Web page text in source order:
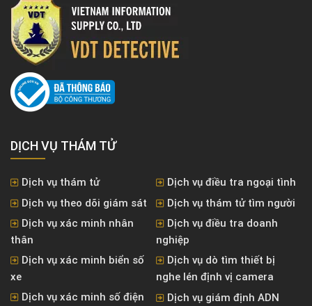
DỊCH VỤ THÁM TỬ
Dịch vụ thám tử
Dịch vụ điều tra ngoại tình
Dịch vụ theo dõi giám sát
Dịch vụ thám tử tìm người
Dịch vụ xác minh nhân
thân
Dịch vụ điều tra doanh
nghiệp
Dịch vụ xác minh biển số
xe
Dịch vụ dò tìm thiết bị
nghe lén định vị camera
Dịch vụ xác minh số điện
Dịch vụ giám định ADN